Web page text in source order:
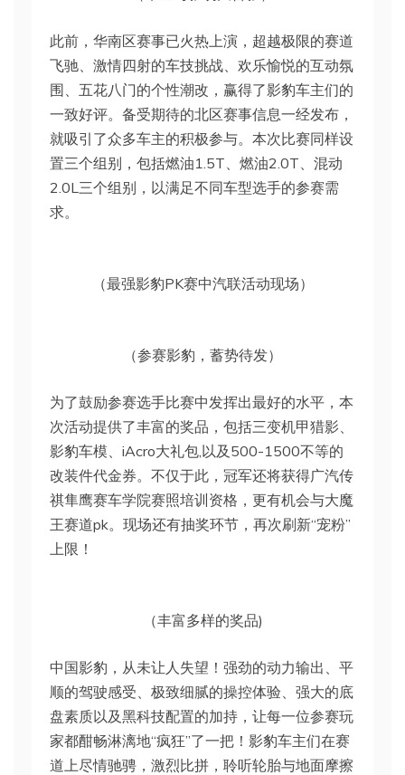
此前，华南区赛事已火热上演，超越极限的赛道
飞驰、激情四射的车技挑战、欢乐愉悦的互动氛
围、五花八门的个性潮改，赢得了影豹车主们的
一致好评。备受期待的北区赛事信息一经发布，
就吸引了众多车主的积极参与。本次比赛同样设
置三个组别，包括燃油1.5T、燃油2.0T、混动
2.0L三个组别，以满足不同车型选手的参赛需
求。
（最强影豹PK赛中汽联活动现场）
（参赛影豹，蓄势待发）
为了鼓励参赛选手比赛中发挥出最好的水平，本
次活动提供了丰富的奖品，包括三变机甲猎影、
影豹车模、iAcro大礼包,以及500-1500不等的
改装件代金券。不仅于此，冠军还将获得广汽传
祺隼鹰赛车学院赛照培训资格，更有机会与大魔
王赛道pk。现场还有抽奖环节，再次刷新“宠粉”
上限！
（丰富多样的奖品)
中国影豹，从未让人失望！强劲的动力输出、平
顺的驾驶感受、极致细腻的操控体验、强大的底
盘素质以及黑科技配置的加持，让每一位参赛玩
家都酣畅淋漓地“疯狂”了一把！影豹车主们在赛
道上尽情驰骋，激烈比拼，聆听轮胎与地面摩擦